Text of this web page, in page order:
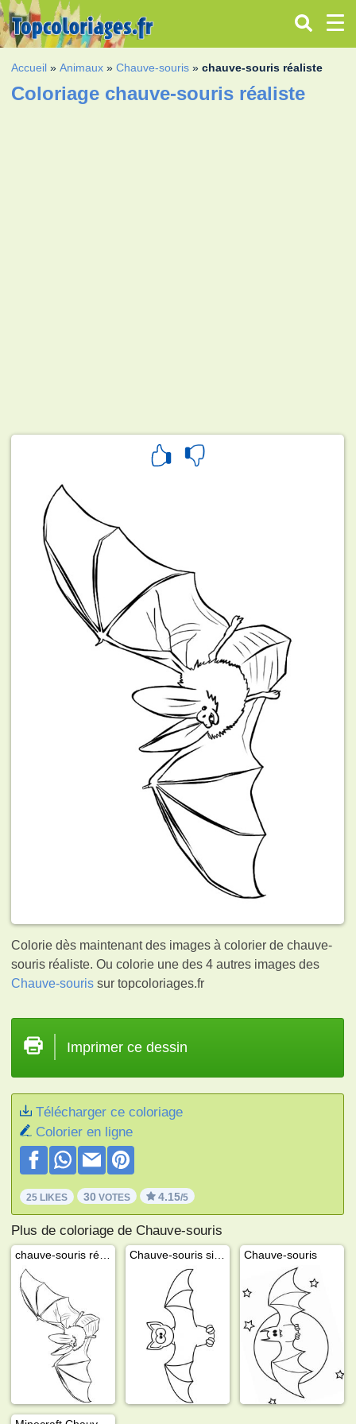
Accueil »Animaux »Chauve-souris »chauve-souris réaliste
Coloriage chauve-souris réaliste
Colorie dès maintenant des images à colorier de chauve-
souris réaliste. Ou colorie une des 4 autres images des
Chauve-souris sur topcoloriages.fr
Imprimer ce dessin
Télécharger ce coloriage
Colorier en ligne
25 LIKES 30 VOTES 4.15/5
Plus de coloriage de Chauve-souris
Chauve-souris